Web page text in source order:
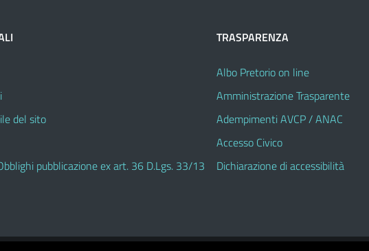
del sito
pubblicazione ex art. 36 D.Lgs. 33/13
TRASPARENZA
Albo Pretorio on line
Amministrazione Trasparente
Adempimenti AVCP / ANAC
Accesso Civico
Dichiarazione di accessibilità